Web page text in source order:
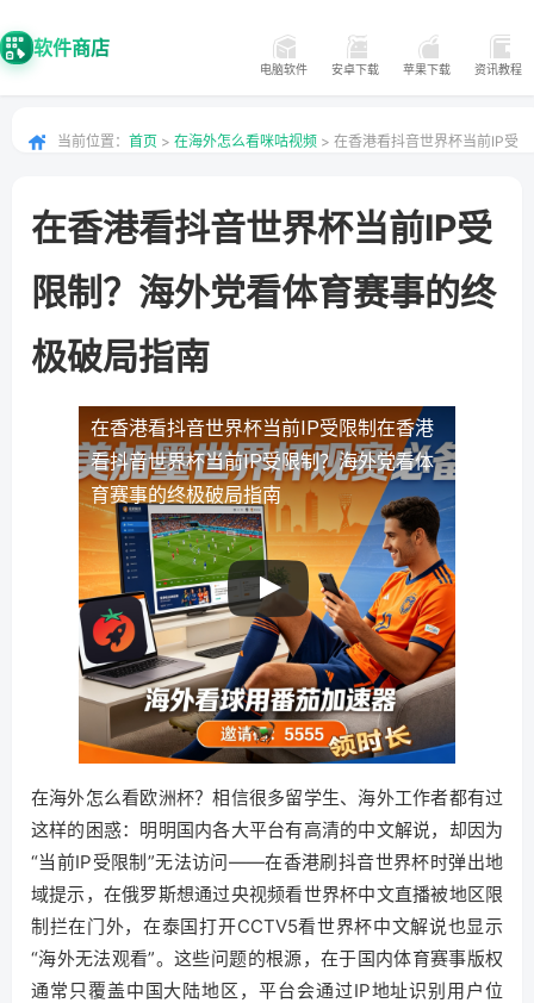
软件商店
电脑软件 安卓下载 苹果下载 资讯教程
当前位置： 首页 > 在海外怎么看咪咕视频 > 在香港看抖音世界杯当前IP受
在香港看抖音世界杯当前IP受
限制？海外党看体育赛事的终
极破局指南
在香港看抖音世界杯当前IP受限制 在香港
看抖音世界杯当前IP受限制？海外党看体
育赛事的终极破局指南
在海外怎么看欧洲杯？相信很多留学生、海外工作者都有过
这样的困惑：明明国内各大平台有高清的中文解说，却因为
“当前IP受限制”无法访问——在香港刷抖音世界杯时弹出地
域提示，在俄罗斯想通过央视频看世界杯中文直播被地区限
制拦在门外，在泰国打开CCTV5看世界杯中文解说也显示
“海外无法观看”。这些问题的根源，在于国内体育赛事版权
通常只覆盖中国大陆地区，平台会通过IP地址识别用户位